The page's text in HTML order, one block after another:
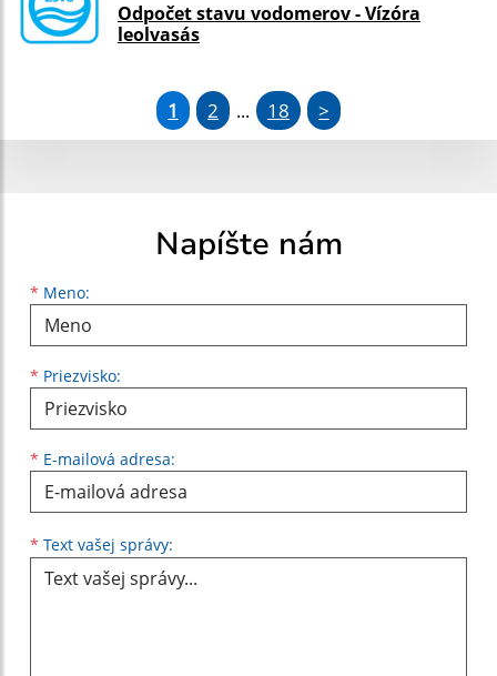
Odpočet stavu vodomerov - Vízóra
leolvasás
1 2 ... 18 >
Napíšte nám
* Meno:
Meno
* Priezvisko:
Priezvisko
* E-mailová adresa:
E-mailová adresa
* Text vašej správy: